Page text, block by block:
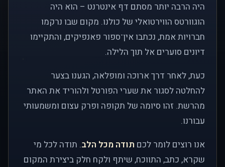
היה הרבה יותר מסתם דף אינטרנט – הוא היה
הוגוורטס הווירטואלי של כולנו. מקום שבו נרקמו
חברויות אמת, נכתבו אין־ספור פאנפיקים, והתקיימו
דיונים סוערים אל תוך הלילה.
כעת, לאחר דרך ארוכה ומופלאה, הגענו בצער
להחלטה לסגור את שערי הפורטל ולהוריד את האתר
מהרשת. זהו סיומה של תקופה ופרק עצום ומשמעותי
עבורנו.
אנו רוצים לומר לכם תודה מכל הלב. תודה לכל מי
שקרא, כתב, התווכח, שיתף ולקח חלק ביצירת המקום